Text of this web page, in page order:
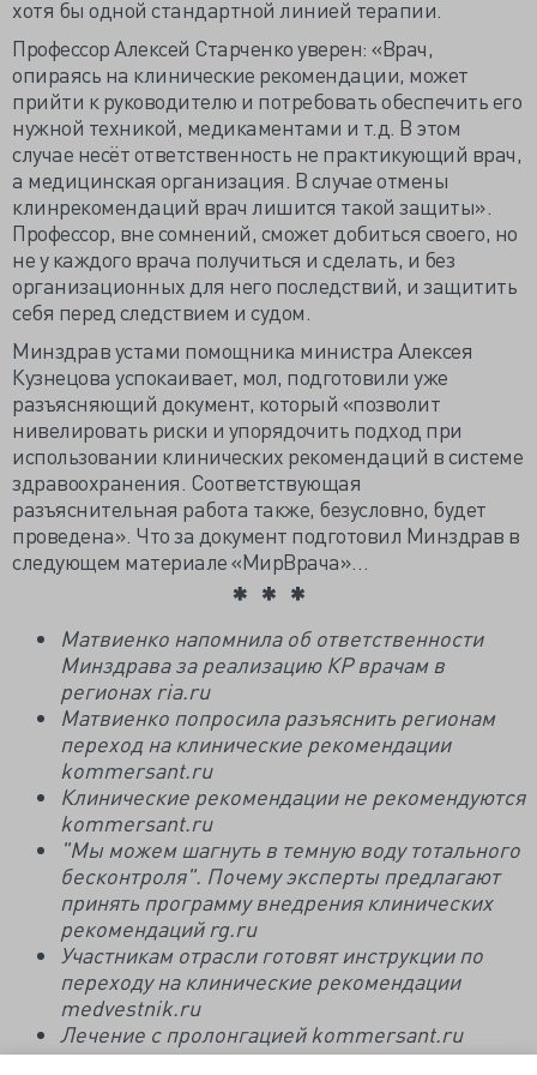
хотя бы одной стандартной линией терапии.
Профессор Алексей Старченко уверен: «Врач,
опираясь на клинические рекомендации, может
прийти к руководителю и потребовать обеспечить его
нужной техникой, медикаментами и т.д. В этом
случае несёт ответственность не практикующий врач,
а медицинская организация. В случае отмены
клинрекомендаций врач лишится такой защиты».
Профессор, вне сомнений, сможет добиться своего, но
не у каждого врача получиться и сделать, и без
организационных для него последствий, и защитить
себя перед следствием и судом.
Минздрав устами помощника министра Алексея
Кузнецова успокаивает, мол, подготовили уже
разъясняющий документ, который «позволит
нивелировать риски и упорядочить подход при
использовании клинических рекомендаций в системе
здравоохранения. Соответствующая
разъяснительная работа также, безусловно, будет
проведена». Что за документ подготовил Минздрав в
следующем материале «МирВрача»…
Матвиенко напомнила об ответственности
Минздрава за реализацию КР врачам в
регионах ria.ru
Матвиенко попросила разъяснить регионам
переход на клинические рекомендации
kommersant.ru
Клинические рекомендации не рекомендуются
kommersant.ru
"Мы можем шагнуть в темную воду тотального
бесконтроля". Почему эксперты предлагают
принять программу внедрения клинических
рекомендаций rg.ru
Участникам отрасли готовят инструкции по
переходу на клинические рекомендации
medvestnik.ru
Лечение с пролонгацией kommersant.ru